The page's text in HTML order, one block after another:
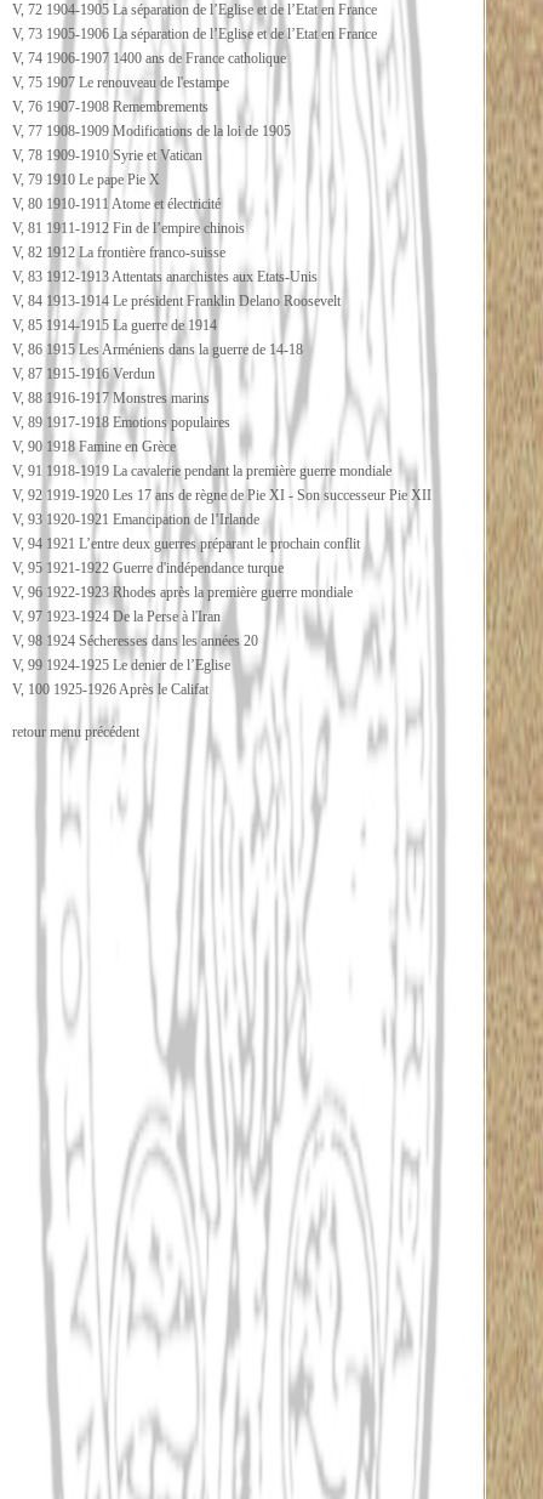
V, 72 1904-1905 La séparation de l’Eglise et de l’Etat en France
V, 73 1905-1906 La séparation de l’Eglise et de l’Etat en France
V, 74 1906-1907 1400 ans de France catholique
V, 75 1907 Le renouveau de l'estampe
V, 76 1907-1908 Remembrements
V, 77 1908-1909 Modifications de la loi de 1905
V, 78 1909-1910 Syrie et Vatican
V, 79 1910 Le pape Pie X
V, 80 1910-1911 Atome et électricité
V, 81 1911-1912 Fin de l’empire chinois
V, 82 1912 La frontière franco-suisse
V, 83 1912-1913 Attentats anarchistes aux Etats-Unis
V, 84 1913-1914 Le président Franklin Delano Roosevelt
V, 85 1914-1915 La guerre de 1914
V, 86 1915 Les Arméniens dans la guerre de 14-18
V, 87 1915-1916 Verdun
V, 88 1916-1917 Monstres marins
V, 89 1917-1918 Emotions populaires
V, 90 1918 Famine en Grèce
V, 91 1918-1919 La cavalerie pendant la première guerre mondiale
V, 92 1919-1920 Les 17 ans de règne de Pie XI - Son successeur Pie XII
V, 93 1920-1921 Emancipation de l’Irlande
V, 94 1921 L’entre deux guerres préparant le prochain conflit
V, 95 1921-1922 Guerre d'indépendance turque
V, 96 1922-1923 Rhodes après la première guerre mondiale
V, 97 1923-1924 De la Perse à l'Iran
V, 98 1924 Sécheresses dans les années 20
V, 99 1924-1925 Le denier de l’Eglise
V, 100 1925-1926 Après le Califat
retour menu précédent